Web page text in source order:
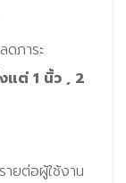
ดภาระ
แต่ 1 นิ้ว , 2
ายต่อผู้ใช้งาน